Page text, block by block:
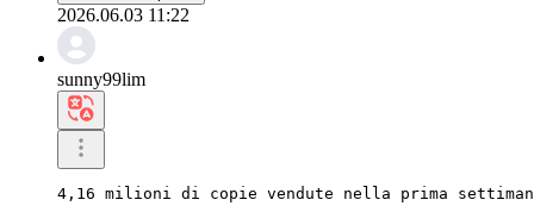
2026.06.03 11:22
sunny99lim
4,16 milioni di copie vendute nella prima